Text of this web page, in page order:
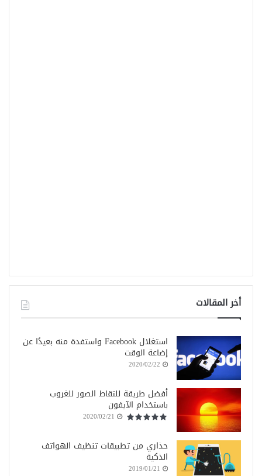
أخر المقالات
استغلال Facebook واستفدة منه بعيدًا عن
إضاعة الوقت
2020/02/22
أفضل طريقة للتقاط الصور للغروب
باستخدام الآيفون
2020/02/21
حذاري من تطبيقات تنظيف الهواتف
الذكية
2019/01/21